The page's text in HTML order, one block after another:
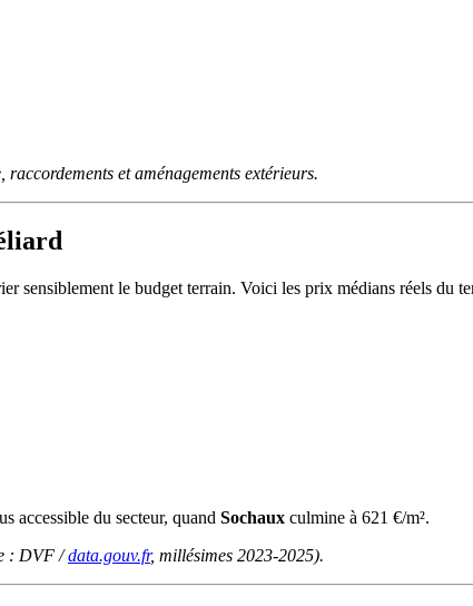
et aménagements extérieurs.
sensiblement le budget terrain. Voici les prix médians réels du
accessible du secteur, quand Sochaux culmine à 621 €/m².
: DVF /data.gouv.fr, millésimes 2023-2025).